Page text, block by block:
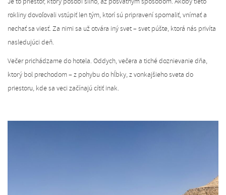
rokliny dovoľovali vstúpiť len tým, ktorí sú pripravení spomaliť, vnímať a
nechať sa viesť. Za nimi sa už otvára iný svet – svet púšte, ktorá nás privíta
nasledujúci deň.
Večer prichádzame do hotela. Oddych, večera a tiché doznievanie dňa,
ktorý bol prechodom – z pohybu do hĺbky, z vonkajšieho sveta do
priestoru, kde sa veci začínajú cítiť inak.